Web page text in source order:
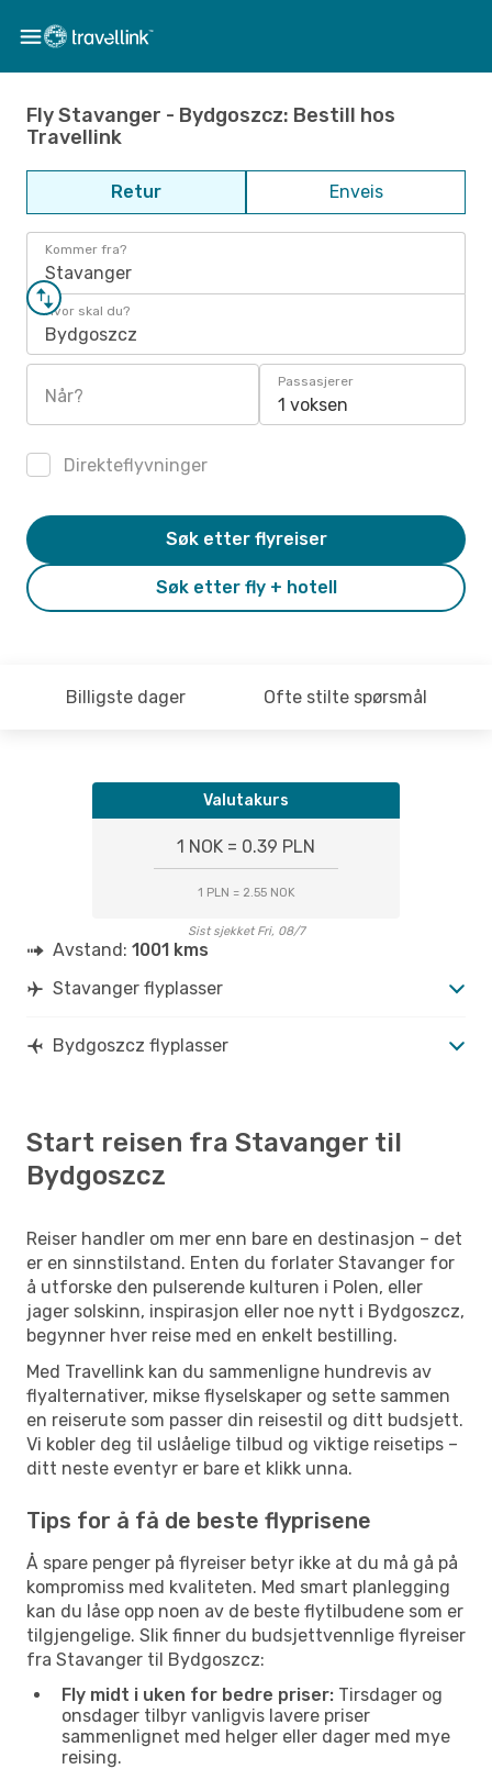
Fly Stavanger - Bydgoszcz: Bestill hos
Travellink
Retur Enveis
Kommer fra?
Stavanger
Hvor skal du?
Bydgoszcz
Når?
Passasjerer
1 voksen
Direkteflyvninger
Søk etter fly + hotell
Søk etter flyreiser
Billigste dager Ofte stilte spørsmål
Valutakurs
1 NOK = 0.39 PLN
1 PLN = 2.55 NOK
Sist sjekket Fri, 08/7
Avstand: 1001 kms
Stavanger flyplasser
Bydgoszcz flyplasser
Start reisen fra Stavanger til
Bydgoszcz
Reiser handler om mer enn bare en destinasjon – det
er en sinnstilstand. Enten du forlater Stavanger for
å utforske den pulserende kulturen i Polen, eller
jager solskinn, inspirasjon eller noe nytt i Bydgoszcz,
begynner hver reise med en enkelt bestilling.
Med Travellink kan du sammenligne hundrevis av
flyalternativer, mikse flyselskaper og sette sammen
en reiserute som passer din reisestil og ditt budsjett.
Vi kobler deg til uslåelige tilbud og viktige reisetips –
ditt neste eventyr er bare et klikk unna.
Tips for å få de beste flyprisene
Å spare penger på flyreiser betyr ikke at du må gå på
kompromiss med kvaliteten. Med smart planlegging
kan du låse opp noen av de beste flytilbudene som er
tilgjengelige. Slik finner du budsjettvennlige flyreiser
fra Stavanger til Bydgoszcz:
Fly midt i uken for bedre priser: Tirsdager og
onsdager tilbyr vanligvis lavere priser
sammenlignet med helger eller dager med mye
reising.